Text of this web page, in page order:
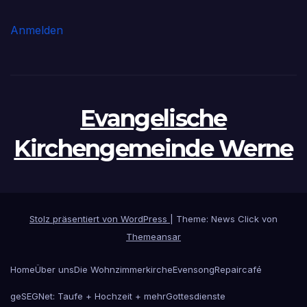
Anmelden
Evangelische
Kirchengemeinde Werne
Stolz präsentiert von WordPress
Theme: News Click von
Themeansar
HomeÜber unsDie WohnzimmerkircheEvensongRepaircafé
geSEGNet: Taufe + Hochzeit + mehrGottesdienste